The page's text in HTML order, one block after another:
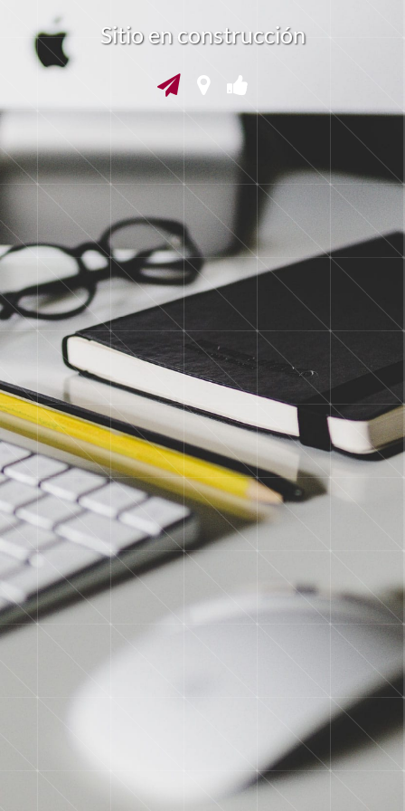
Sitio en construcción